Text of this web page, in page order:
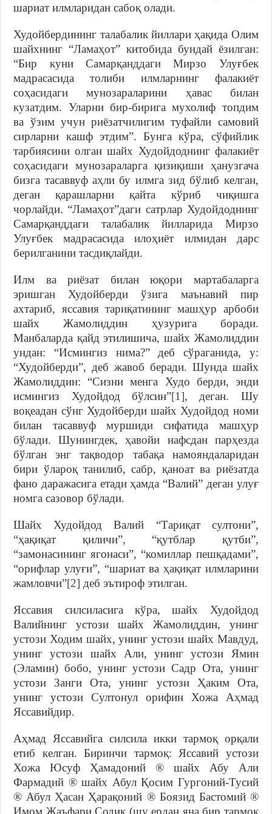
шариат илмларидан сабоқ олади.
Худойбердининг талабалик йиллари ҳақида Олим
шайхнинг “Ламаҳот” китобида бундай ёзилган:
“Бир куни Самарқанддаги Мирзо Улуғбек
мадрасасида толиби илмларнинг фалакиёт
соҳасидаги мунозараларини ҳавас билан
кузатдим. Уларни бир-бирига мухолиф топдим
ва ўзим учун риёзатчилигим туфайли самовий
сирларни кашф этдим”. Бунга кўра, сўфийлик
тарбиясини олган шайх Худойдоднинг фалакиёт
соҳасидаги мунозараларга қизиқиши ҳанузгача
бизга тасаввуф аҳли бу илмга зид бўлиб келган,
деган қарашларни қайта кўриб чиқишга
чорлайди. “Ламаҳот”даги сатрлар Худойдоднинг
Самарқанддаги талабалик йилларида Мирзо
Улуғбек мадрасасида илоҳиёт илмидан дарс
берилганини тасдиқлайди.
Илм ва риёзат билан юқори мартабаларга
эришган Худойберди ўзига маънавий пир
ахтариб, яссавия тариқатининг машҳур арбоби
шайх Жамолиддин ҳузурига боради.
Манбаларда қайд этилишича, шайх Жамолиддин
ундан: “Исмингиз нима?” деб сўраганида, у:
“Худойберди”, деб жавоб беради. Шунда шайх
Жамолиддин: “Сизни менга Худо берди, энди
исмингиз Худойдод бўлсин”[1], деган. Шу
воқеадан сўнг Худойберди шайх Худойдод номи
билан тасаввуф муршиди сифатида машҳур
бўлади. Шунингдек, ҳавойи нафсдан парҳезда
бўлган энг тақводор табақа намояндаларидан
бири ўлароқ танилиб, сабр, қаноат ва риёзатда
фано даражасига етади ҳамда “Валий” деган улуғ
номга сазовор бўлади.
Шайх Худойдод Валий “Тариқат султони”,
“ҳақиқат қиличи”, “қутблар қутби”,
“замонасининг ягонаси”, “комиллар пешқадами”,
“орифлар улуғи”, “шариат ва ҳақиқат илмларини
жамловчи”[2] деб эътироф этилган.
Яссавия силсиласига кўра, шайх Худойдод
Валийнинг устози шайх Жамолиддин, унинг
устози Ходим шайх, унинг устози шайх Мавдуд,
унинг устози шайх Али, унинг устози Ямин
(Эламин) бобо, унинг устози Садр Ота, унинг
устози Занги Ота, унинг устози Ҳаким Ота,
унинг устози Султонул орифин Хожа Аҳмад
Яссавийдир.
Аҳмад Яссавийга силсила икки тармоқ орқали
етиб келган. Биринчи тармоқ: Яссавий устози
Хожа Юсуф Ҳамадоний ® шайх Абу Али
Фармадий ® шайх Абул Қосим Гургоний-Тусий
® Абул Ҳасан Ҳарақоний ® Боязид Бастомий ®
Имом Жаъфари Содиқ (шу ердан яна бир тармоқ